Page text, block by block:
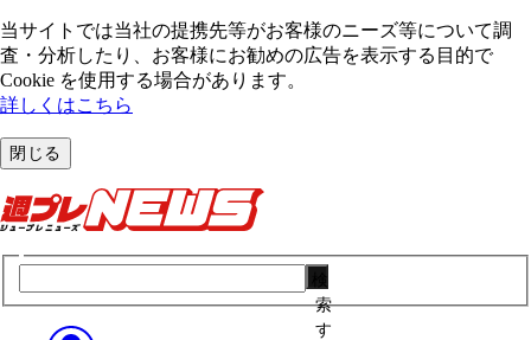
当サイトでは当社の提携先等がお客様のニーズ等について調
査・分析したり、お客様にお勧めの広告を表⽰する⽬的で
Cookie を使⽤する場合があります。
詳しくはこちら
閉じる
索
す